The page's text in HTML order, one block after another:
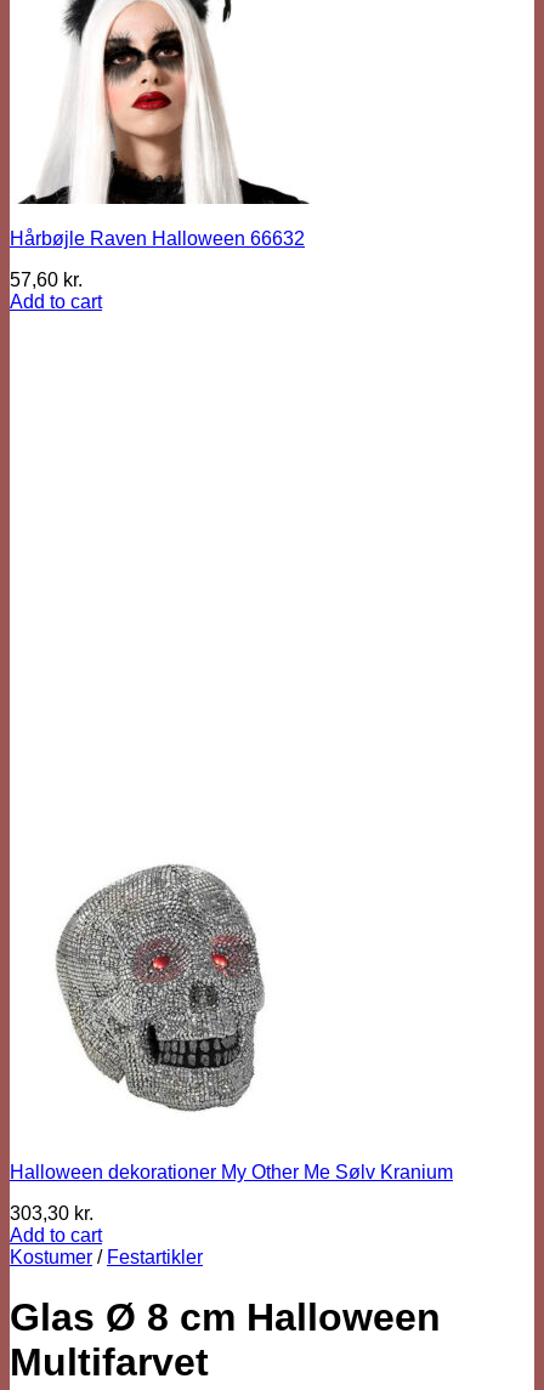
Hårbøjle Raven Halloween 66632
57,60 kr.
Add to cart
Halloween dekorationer My Other Me Sølv Kranium
303,30 kr.
Add to cart
Kostumer / Festartikler
Glas Ø 8 cm Halloween
Multifarvet